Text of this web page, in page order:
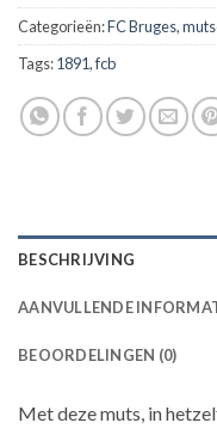
Categorieën:FC Bruges,
Tags:1891,fcb
BESCHRIJVING
AANVULLENDE
BEOORDELINGEN (0)
Met deze muts, in